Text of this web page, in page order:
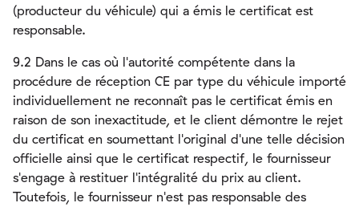
(producteur du véhicule) qui a émis le certificat est
responsable.
9.2 Dans le cas où l'autorité compétente dans la
procédure de réception CE par type du véhicule importé
individuellement ne reconnaît pas le certificat émis en
raison de son inexactitude, et le client démontre le rejet
du certificat en soumettant l'original d'une telle décision
officielle ainsi que le certificat respectif, le fournisseur
s'engage à restituer l'intégralité du prix au client.
Toutefois, le fournisseur n'est pas responsable des